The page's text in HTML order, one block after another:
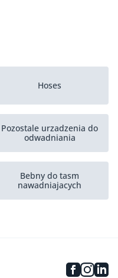
Hoses
Pozostale urzadzenia do
odwadniania
Bebny do tasm
nawadniajacych